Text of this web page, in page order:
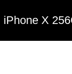
iPhone X